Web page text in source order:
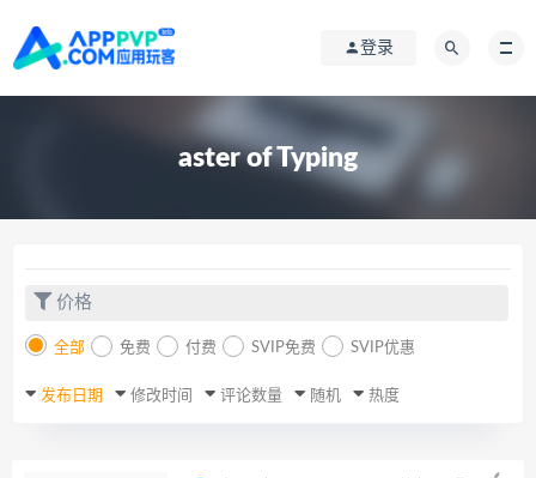
登录
aster of Typing
价格
全部 免费 付费 SVIP免费 SVIP优惠
发布日期 修改时间 评论数量 随机 热度